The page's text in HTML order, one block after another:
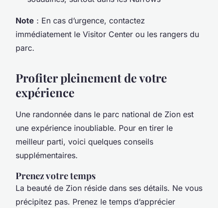
Note : En cas d’urgence, contactez
immédiatement le Visitor Center ou les rangers du
parc.
Profiter pleinement de votre
expérience
Une randonnée dans le parc national de Zion est
une expérience inoubliable. Pour en tirer le
meilleur parti, voici quelques conseils
supplémentaires.
Prenez votre temps
La beauté de Zion réside dans ses détails. Ne vous
précipitez pas. Prenez le temps d’apprécier